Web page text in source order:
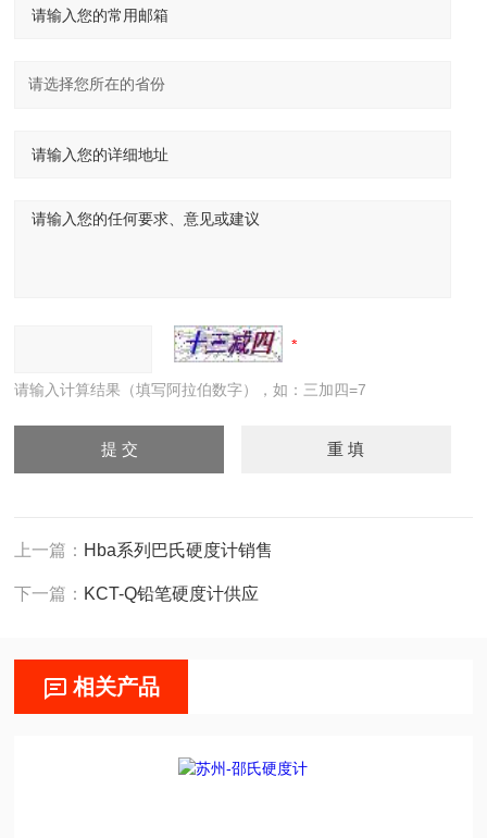
请输入计算结果（填写阿拉伯数字），如：三加四=7
上一篇： Hba系列巴氏硬度计销售
下一篇： KCT-Q铅笔硬度计供应
相关产品